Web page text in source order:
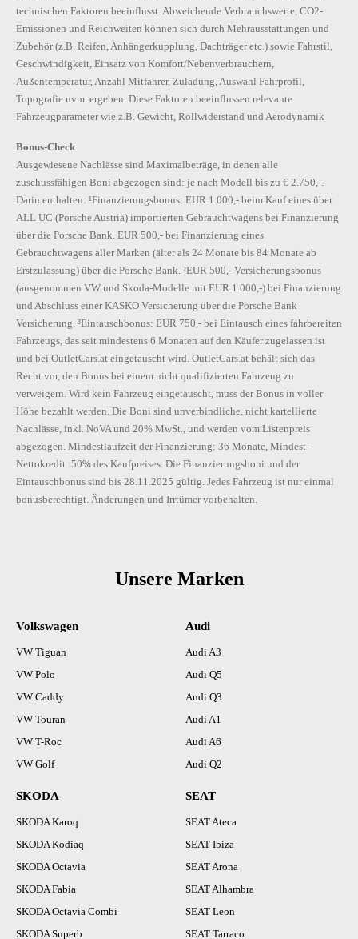
technischen Faktoren beeinflusst. Abweichende Verbrauchswerte, CO2-
Emissionen und Reichweiten können sich durch Mehrausstattungen und
Zubehör (z.B. Reifen, Anhängerkupplung, Dachträger etc.) sowie Fahrstil,
Geschwindigkeit, Einsatz von Komfort/Nebenverbrauchern,
Außentemperatur, Anzahl Mitfahrer, Zuladung, Auswahl Fahrprofil,
Topografie uvm. ergeben. Diese Faktoren beeinflussen relevante
Fahrzeugparameter wie z.B. Gewicht, Rollwiderstand und Aerodynamik
Bonus-Check
Ausgewiesene Nachlässe sind Maximalbeträge, in denen alle
zuschussfähigen Boni abgezogen sind: je nach Modell bis zu € 2.750,-.
Darin enthalten: ¹Finanzierungsbonus: EUR 1.000,- beim Kauf eines über
ALL UC (Porsche Austria) importierten Gebrauchtwagens bei Finanzierung
über die Porsche Bank. EUR 500,- bei Finanzierung eines
Gebrauchtwagens aller Marken (älter als 24 Monate bis 84 Monate ab
Erstzulassung) über die Porsche Bank. ²EUR 500,- Versicherungsbonus
(ausgenommen VW und Skoda-Modelle mit EUR 1.000,-) bei Finanzierung
und Abschluss einer KASKO Versicherung über die Porsche Bank
Versicherung. ³Eintauschbonus: EUR 750,- bei Eintausch eines fahrbereiten
Fahrzeugs, das seit mindestens 6 Monaten auf den Käufer zugelassen ist
und bei OutletCars.at eingetauscht wird. OutletCars.at behält sich das
Recht vor, den Bonus bei einem nicht qualifizierten Fahrzeug zu
verweigern. Wird kein Fahrzeug eingetauscht, muss der Bonus in voller
Höhe bezahlt werden. Die Boni sind unverbindliche, nicht kartellierte
Nachlässe, inkl. NoVA und 20% MwSt., und werden vom Listenpreis
abgezogen. Mindestlaufzeit der Finanzierung: 36 Monate, Mindest-
Nettokredit: 50% des Kaufpreises. Die Finanzierungsboni und der
Eintauschbonus sind bis 28.11.2025 gültig. Jedes Fahrzeug ist nur einmal
bonusberechtigt. Änderungen und Irrtümer vorbehalten.
Unsere Marken
Volkswagen
VW Tiguan
VW Polo
VW Caddy
VW Touran
VW T-Roc
VW Golf
Audi
Audi A3
Audi Q5
Audi Q3
Audi A1
Audi A6
Audi Q2
SKODA
SKODA Karoq
SKODA Kodiaq
SKODA Octavia
SKODA Fabia
SKODA Octavia Combi
SKODA Superb
SEAT
SEAT Ateca
SEAT Ibiza
SEAT Arona
SEAT Alhambra
SEAT Leon
SEAT Tarraco